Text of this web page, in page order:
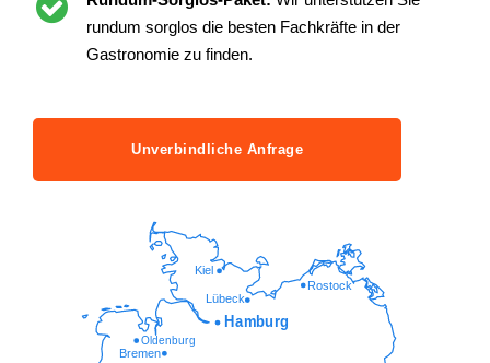
rundum sorglos die besten Fachkräfte in der
Gastronomie zu finden.
Unverbindliche Anfrage
Oldenburg
Lübeck
Rostock
Kiel
Bremen
Hamburg